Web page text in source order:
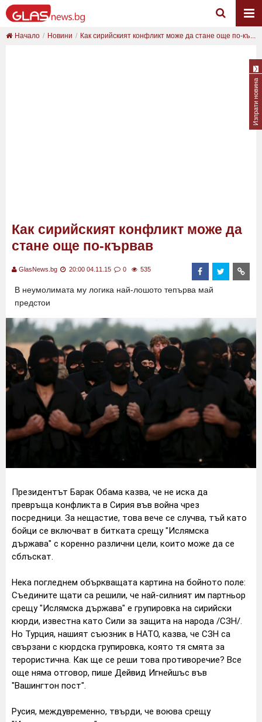
Начало Новини Как сирийският конфликт може да стане още по-къ...
Как сирийският конфликт може да
стане още по-кървав
GlasNews.bg 20:00 04.11.15 0 535
В неумолимата му логика най-лошото тепърва май
предстои
Президентът Барак Обама казва, че не иска да
превръща конфликта в Сирия във война чрез
посредници. За нещастие, това вече се случва, тъй като
бойци се включват в битката срещу "Ислямска
държава" с коренно различни цели, които може да се
сблъскат.
Нека погледнем объркващата картина на бойното поле:
Съедините щати са решили, че най-силният им партньор
срещу "Ислямска държава" е групировка на сирийски
кюрди, известна като Сили за защита на народа /СЗН/.
Но Турция, нашият съюзник в НАТО, казва, че СЗН са
свързани с кюрдска групировка, която тя смята за
терористична. Как ще се реши това противоречие? Все
още няма отговор, пише Дейвид Игнейшъс във
"Вашингтон пост".
Русия, междувременно, твърди, че воюва срещу
Изпрати новина